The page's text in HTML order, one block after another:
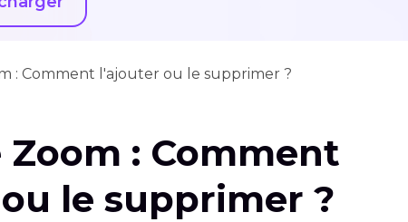
: Comment l'ajouter ou le supprimer ?
Zoom : Comment
le supprimer ?